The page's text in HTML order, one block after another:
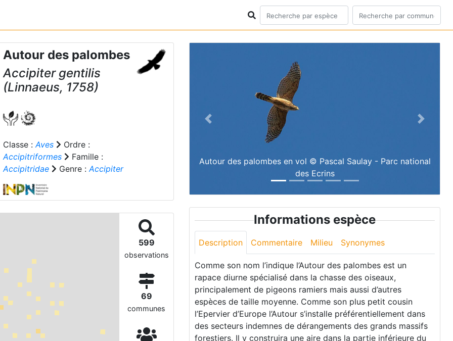
Autour des palombes
Accipiter gentilis
(Linnaeus, 1758)
Classe :Aves
Ordre :
Accipitriformes
Famille :
Accipitridae
Genre :Accipiter
599
observations
69
communes
Autour des palombes en vol © Pascal Saulay - Parc national
des Ecrins
Previous Next
Informations espèce
Description Commentaire Milieu Synonymes
Comme son nom l’indique l’Autour des palombes est un
rapace diurne spécialisé dans la chasse des oiseaux,
principalement de pigeons ramiers mais aussi d’autres
espèces de taille moyenne. Comme son plus petit cousin
l’Epervier d’Europe l’Autour s’installe préférentiellement dans
des secteurs indemnes de dérangements des grands massifs
forestiers. Il y construira une aire dans la partie inférieure du